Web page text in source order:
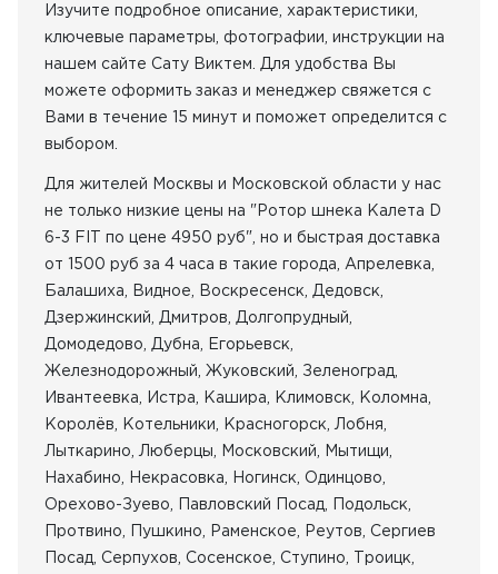
Изучите подробное описание, характеристики,
ключевые параметры, фотографии, инструкции на
нашем сайте Сату Виктем. Для удобства Вы
можете оформить заказ и менеджер свяжется с
Вами в течение 15 минут и поможет определится с
выбором.
Для жителей Москвы и Московской области у нас
не только низкие цены на "Ротор шнека Калета D
6-3 FIT по цене 4950 руб", но и быстрая доставка
от 1500 руб за 4 часа в такие города, Апрелевка,
Балашиха, Видное, Воскресенск, Дедовск,
Дзержинский, Дмитров, Долгопрудный,
Домодедово, Дубна, Егорьевск,
Железнодорожный, Жуковский, Зеленоград,
Ивантеевка, Истра, Кашира, Климовск, Коломна,
Королёв, Котельники, Красногорск, Лобня,
Лыткарино, Люберцы, Московский, Мытищи,
Нахабино, Некрасовка, Ногинск, Одинцово,
Орехово-Зуево, Павловский Посад, Подольск,
Протвино, Пушкино, Раменское, Реутов, Сергиев
Посад, Серпухов, Сосенское, Ступино, Троицк,